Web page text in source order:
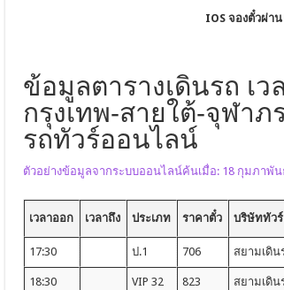
IOS จองตั๋วผ่า
ข้อมูลตารางเดินรถ เ
กรุงเทพ-สายใต้-จุฬา
รถทัวร์ออนไลน์
ตัวอย่างข้อมูลจากระบบออนไลน์ค้นเมื่อ: 18 กุมภาพัน
เวลาออก เวลาถึง ประเภท ราคาตั๋ว บริษัททัวร์
17:30 ป.1 706 สยามเดิน
18:30 VIP 32 823 สยามเดิน